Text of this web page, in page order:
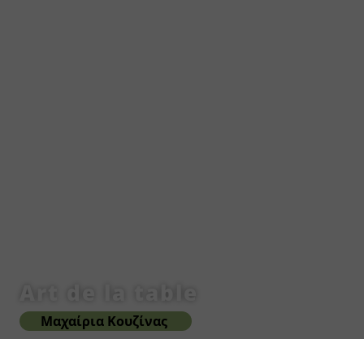
Art de la table
Μαχαίρια Κουζίνας